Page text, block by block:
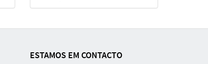
ESTAMOS EM CONTACTO